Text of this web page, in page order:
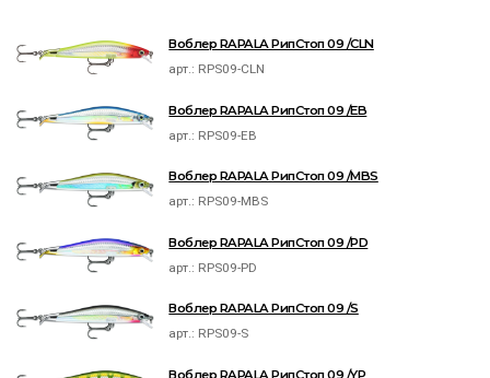
Воблер RAPALA РипСтоп 09 /CLN
арт.: RPS09-CLN
Воблер RAPALA РипСтоп 09 /EB
арт.: RPS09-EB
Воблер RAPALA РипСтоп 09 /MBS
арт.: RPS09-MBS
Воблер RAPALA РипСтоп 09 /PD
арт.: RPS09-PD
Воблер RAPALA РипСтоп 09 /S
арт.: RPS09-S
Воблер RAPALA РипСтоп 09 /YP